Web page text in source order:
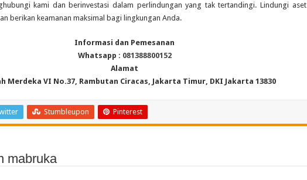
kami dan berinvestasi dalam perlindungan yang tak tertandingi. Lindungi aset
berikan keamanan maksimal bagi lingkungan Anda.
Informasi dan Pemesanan
Whatsapp : 081388800152
Alamat
Merdeka VI No.37, Rambutan Ciracas, Jakarta Timur, DKI Jakarta 13830
Stumbleupon Pinterest
mabruka